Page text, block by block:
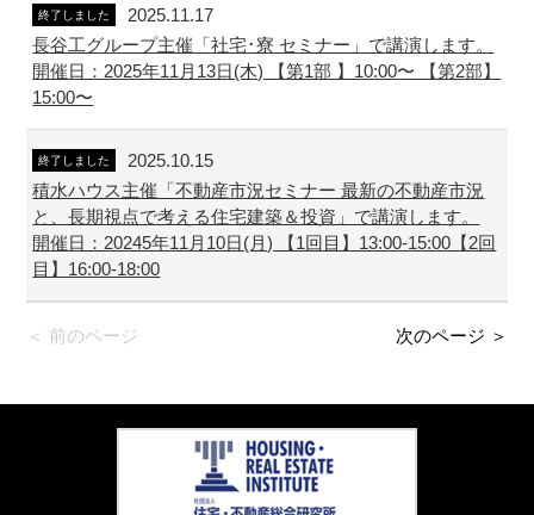
終了しました
2025.11.17
長谷工グループ主催「社宅･寮 セミナー」で講演します。
開催日：2025年11月13日(木) 【第1部 】10:00〜 【第2部】
15:00〜
終了しました
2025.10.15
積水ハウス主催「不動産市況セミナー 最新の不動産市況
と、長期視点で考える住宅建築＆投資」で講演します。
開催日：20245年11月10日(月) 【1回目】13:00-15:00【2回
目】16:00-18:00
＜ 前のページ 次のページ ＞